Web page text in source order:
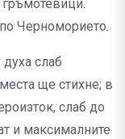
Черноморието.
слаб
ще стихне; в
слаб до
и максималните